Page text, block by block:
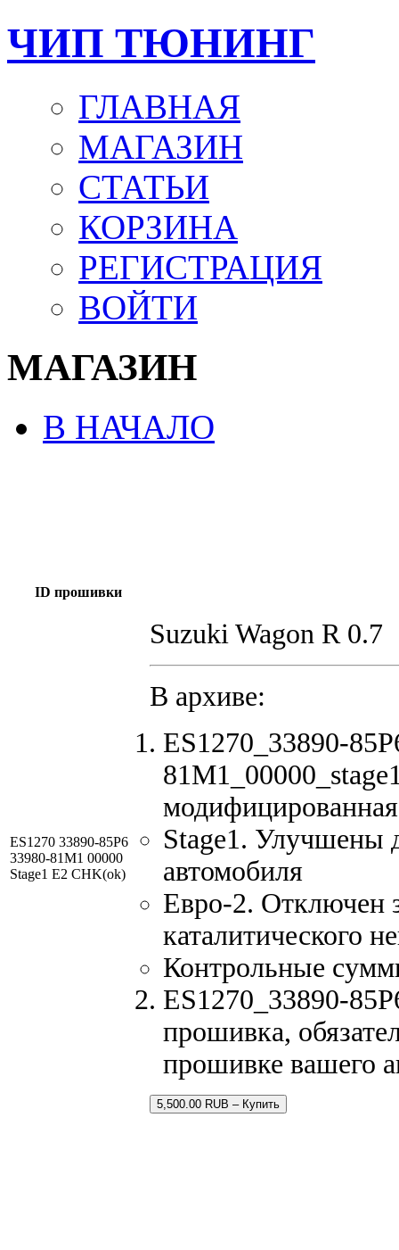
ЧИП ТЮНИНГ
ГЛАВНАЯ
МАГАЗИН
СТАТЬИ
КОРЗИНА
РЕГИСТРАЦИЯ
ВОЙТИ
МАГАЗИН
В НАЧАЛО
ID прошивки
ES1270 33890-85P6
33980-81M1 00000
Stage1 E2 CHK(ok)
Suzuki Wagon R 0.7
В архиве:
ES1270_33890-
Stage1. Улучшены
автомобиля
Евро-2. Отключен
каталитического
Контрольные
ES1270_33890-
прошивка,
прошивке вашего
5,500.00 RUB – Купить